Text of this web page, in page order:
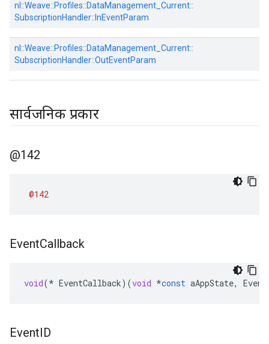
nl::Weave::Profiles::DataManagement_Current::
SubscriptionHandler:: InEventParam
nl::Weave::Profiles::DataManagement_Current::
SubscriptionHandler::OutEventParam
सार्वजनिक प्रकार
@142
@142
EventCallback
void(* EventCallback)(void *const aAppState,
EventID